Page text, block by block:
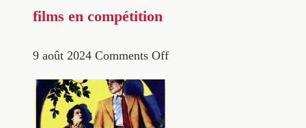
films en compétition
9 août 2024 Comments Off